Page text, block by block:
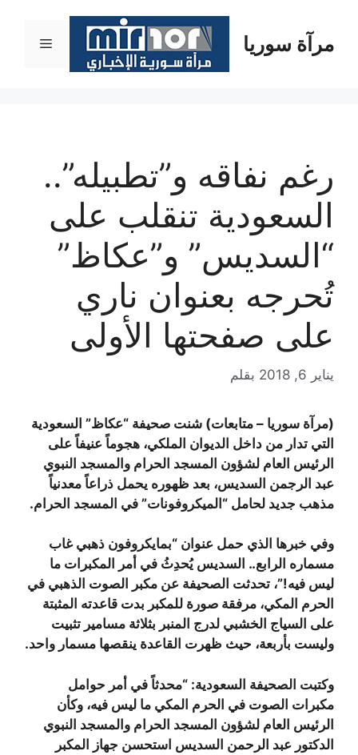
المحتوىمرآة سوريا القائمة
رغم نفاقه و”تطبيله”..
السعودية تنقلب على
“السديس” و”عكاظ”
تُحرجه بعنوان ناري
على صفحتها الأولى
يناير 6, 2018 بقلم
(مرآة سوريا – متابعات) شنت صحيفة “عكاظ” السعودية
التي تدار من داخل الديوان الملكي، هجوماً عنيفاً على
الرئيس العام لشؤون المسجد الحرام والمسجد النبوي
عبد الرجمن السديس، بعد ظهوره يحمل ذراعاً معدنياً
مذهب جديد لحامل “الميكروفونات” في المسجد الحرام.
وفي خبرها الذي حمل عنوان “بمايكروفون ذهبي غاب
مسماره الرابع.. السديس يُحدِثُ في أمر المكبرات ما
ليس فيه!”، تحدثت الصحيفة عن مكبر الصوت الذهبي في
الحرم المكي، مرفقة صورة للمكبر بدت قاعدته المثبتة
على السياج الخشبي لدرج المنبر بثلاثة مسامير تثبيت
وليست بأربعة، حيث ظهرت القاعدة ينقصها مسمار واحد.
وكتبت الصحيفة السعودية: “محدثاً في أمر حوامل
مكبرات الصوت في الحرم المكي ما ليس فيه، وكأن
الرئيس العام لشؤون المسجد الحرام والمسجد النبوي
الدكتور عبد الرحمن السديس استحسن جهاز المكبر